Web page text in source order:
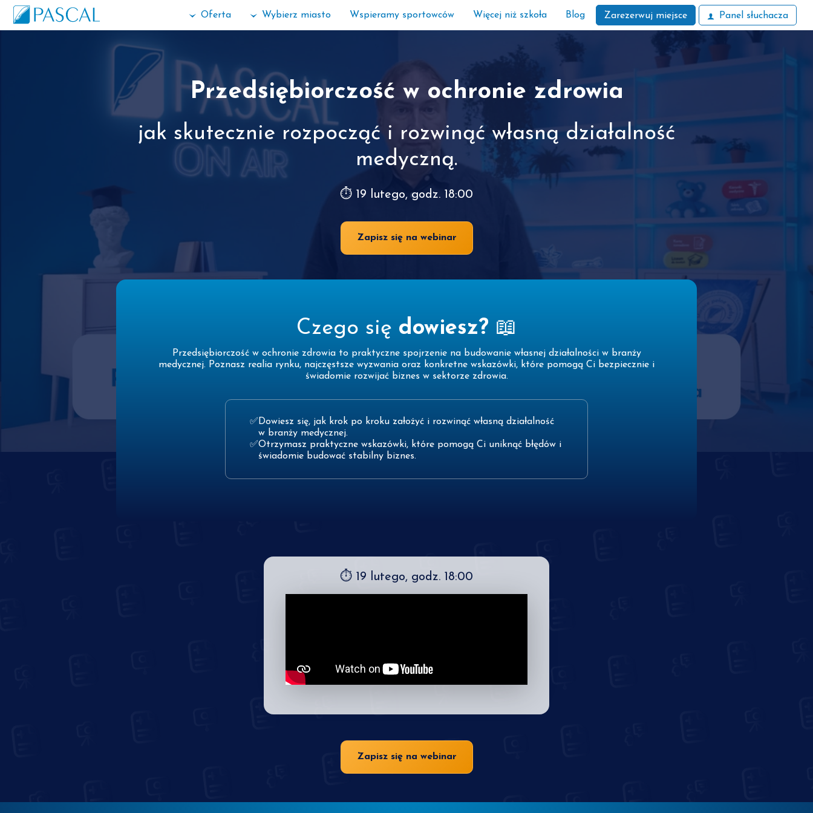
Oferta Wybierz miasto Wspieramy sportowców Więcej niż szkoła Blog Zarezerwuj miejsce Panel słuchacza
Przedsiębiorczość w ochronie zdrowia
jak skutecznie rozpocząć i rozwinąć własną działalność
medyczną.
⏱ 19 lutego, godz. 18:00
Zapisz się na webinar
Czego się dowiesz? 📖
Przedsiębiorczość w ochronie zdrowia to praktyczne spojrzenie na budowanie własnej działalności w branży
medycznej. Poznasz realia rynku, najczęstsze wyzwania oraz konkretne wskazówki, które pomogą Ci bezpiecznie i
świadomie rozwijać biznes w sektorze zdrowia.
Dowiesz się, jak krok po kroku założyć i rozwinąć własną działalność
w branży medycznej.
Otrzymasz praktyczne wskazówki, które pomogą Ci uniknąć błędów i
świadomie budować stabilny biznes.
⏱ 19 lutego, godz. 18:00
Zapisz się na webinar